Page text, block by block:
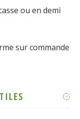
ou en demi
sur commande